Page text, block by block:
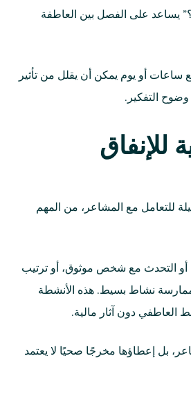
يساعد على الفصل بين العاطفة
ساعات أو يوم يمكن أن يقلل من تأثير
وضوح التفكير.
للإنفاق
للتعامل مع المشاعر، من المهم
أو التحدث مع شخص موثوق، أو ترتيب
نشاط بسيط. هذه الأنشطة
العاطفي دون آثار مالية.
بل إعطاؤها مخرجًا صحيًا لا يعتمد